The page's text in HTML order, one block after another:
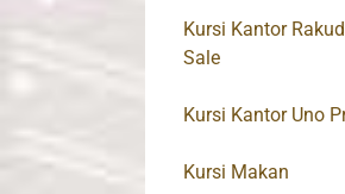
Kursi Kantor
Sale
Kursi Kantor Uno
Kursi Makan